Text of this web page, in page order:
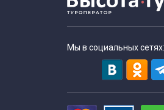
Мы в социальных сетях: